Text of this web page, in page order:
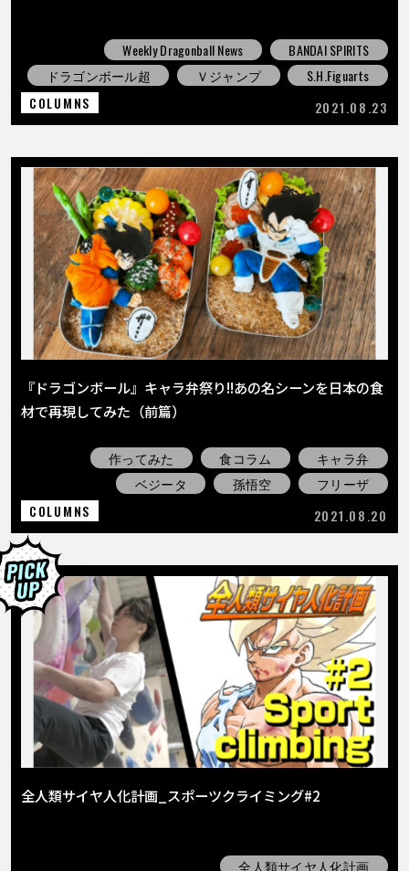
Weekly Dragonball News
BANDAI SPIRITS
ドラゴンボール超
Ｖジャンプ
S.H.Figuarts
COLUMNS
2021.08.23
『ドラゴンボール』キャラ弁祭り!!あの名シーンを日本の食
材で再現してみた（前篇）
作ってみた 食コラム
キャラ弁
ベジータ
孫悟空
フリーザ
COLUMNS
2021.08.20
全人類サイヤ人化計画_スポーツクライミング#2
全人類サイヤ人化計画